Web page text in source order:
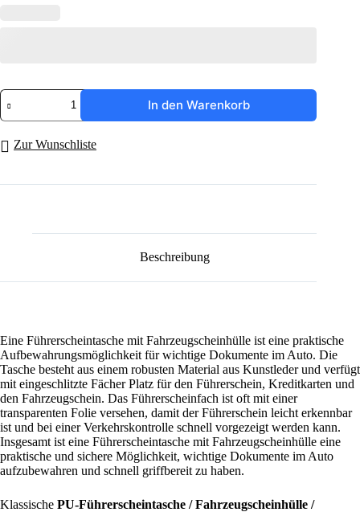
Führerscheintasche/Fahrzeugscheinhülle
"Apal"
Menge
In den Warenkorb
Zur Wunschliste
Beschreibung
Eine Führerscheintasche mit Fahrzeugscheinhülle ist eine praktische
Aufbewahrungsmöglichkeit für wichtige Dokumente im Auto. Die
Tasche besteht aus einem robusten Material aus Kunstleder und verfügt
mit eingeschlitzte Fächer Platz für den Führerschein, Kreditkarten und
den Fahrzeugschein. Das Führerscheinfach ist oft mit einer
transparenten Folie versehen, damit der Führerschein leicht erkennbar
ist und bei einer Verkehrskontrolle schnell vorgezeigt werden kann.
Insgesamt ist eine Führerscheintasche mit Fahrzeugscheinhülle eine
praktische und sichere Möglichkeit, wichtige Dokumente im Auto
aufzubewahren und schnell griffbereit zu haben.
Klassische PU-Führerscheintasche / Fahrzeugscheinhülle /